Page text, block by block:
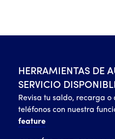
HERRAMIENTAS DE
SERVICIO
Revisa tu saldo, recarga
teléfonos con nuestra
feature